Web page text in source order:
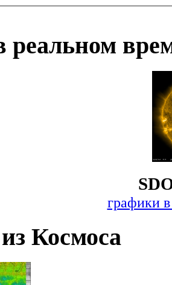
реальном
графики
Космоса